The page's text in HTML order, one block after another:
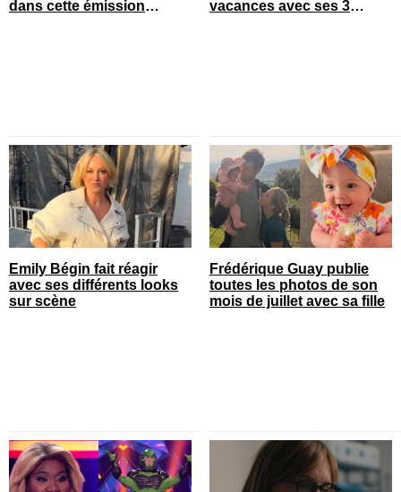
dans cette émission
vacances avec ses 3
Emily Bégin fait réagir
avec ses différents looks
sur scène
Frédérique Guay publie
toutes les photos de son
mois de juillet avec sa fille